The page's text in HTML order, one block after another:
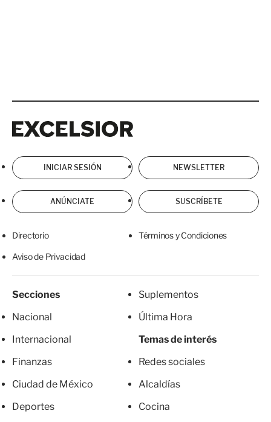
INICIAR SESIÓN NEWSLETTER
ANÚNCIATE SUSCRÍBETE
Directorio Términos y Condiciones
Aviso de Privacidad
Secciones
Nacional
Internacional
Finanzas
Ciudad de México
Deportes
Suplementos
Última Hora
Temas de interés
Redes sociales
Alcaldías
Cocina